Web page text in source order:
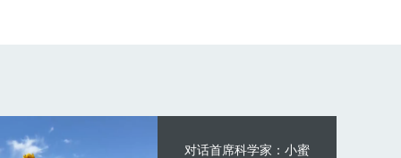
对话首席科学家：小蜜